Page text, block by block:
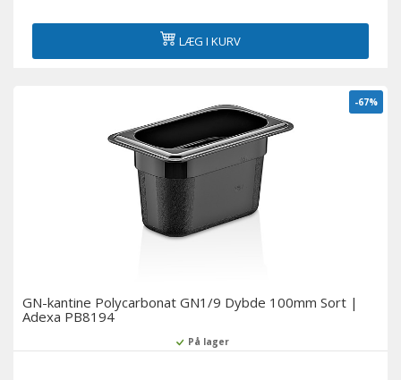
LÆG I KURV
-67%
GN-kantine Polycarbonat GN1/9 Dybde 100mm Sort |
Adexa PB8194
På lager